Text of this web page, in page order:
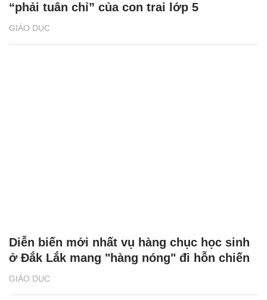
GIÁO DỤC
“phải tuân chỉ” của con trai lớp 5
GIÁO DỤC
Diễn biến mới nhất vụ hàng chục học sinh
ở Đắk Lắk mang "hàng nóng" đi hỗn chiến